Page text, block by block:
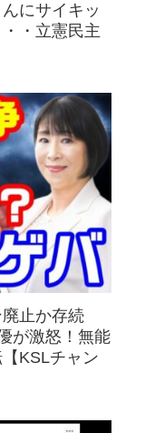
にサイキッ
・立憲民主
廃止か存続
が激怒！無能
KSLチャン